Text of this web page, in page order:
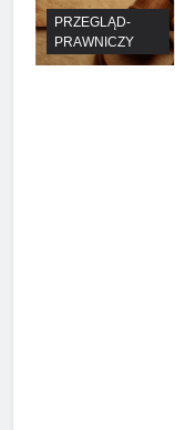
PRZEGLĄD-
PRAWNICZY